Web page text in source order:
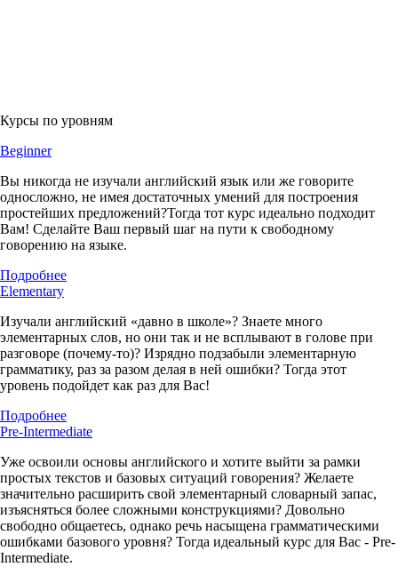
Курсы по уровням
Beginner
Вы никогда не изучали английский язык или же говорите
односложно, не имея достаточных умений для построения
простейших предложений?Тогда тот курс идеально подходит
Вам! Сделайте Ваш первый шаг на пути к свободному
говорению на языке.
Подробнее
Elementary
Изучали английский «давно в школе»? Знаете много
элементарных слов, но они так и не всплывают в голове при
разговоре (почему-то)? Изрядно подзабыли элементарную
грамматику, раз за разом делая в ней ошибки? Тогда этот
уровень подойдет как раз для Вас!
Подробнее
Pre-Intermediate
Уже освоили основы английского и хотите выйти за рамки
простых текстов и базовых ситуаций говорения? Желаете
значительно расширить свой элементарный словарный запас,
изъясняться более сложными конструкциями? Довольно
свободно общаетесь, однако речь насыщена грамматическими
ошибками базового уровня? Тогда идеальный курс для Вас - Pre-
Intermediate.